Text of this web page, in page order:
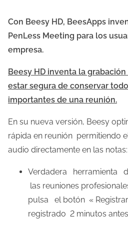
Con Beesy HD, BeesApps
PenLess Meeting para los
empresa.
Beesy HD inventa la
estar segura de conservar
importantes de una reunión.
En su nueva versión, Beesy
rápida en reunión permitiendo
audio directamente en las notas:
Verdadera herramienta
las reuniones
pulsa el botón «
registrado 2 minutos